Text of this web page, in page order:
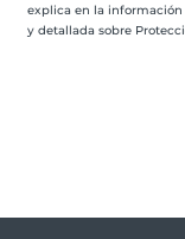
explica en la
y detallada sobre